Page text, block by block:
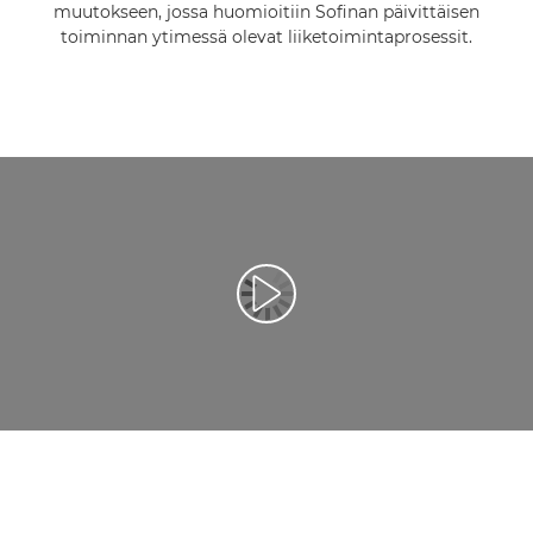
muutokseen, jossa huomioitiin Sofinan päivittäisen
toiminnan ytimessä olevat liiketoimintaprosessit.
Toista video